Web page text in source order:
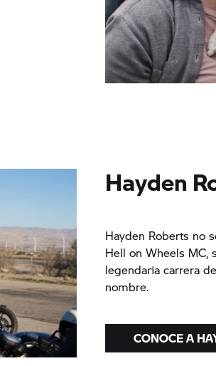
Hayden
Hayden Roberts no
Hell on Wheels MC,
legendaria carrera
nombre.
CONOCE A